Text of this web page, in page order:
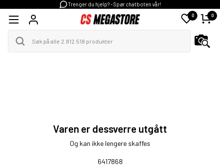
Trenger du hjelp? - Spør chatboten vår!
0 0
Varen er dessverre utgått
Og kan ikke lengere skaffes
6417868